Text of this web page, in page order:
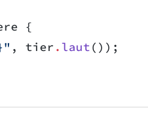
{
, tier . laut());